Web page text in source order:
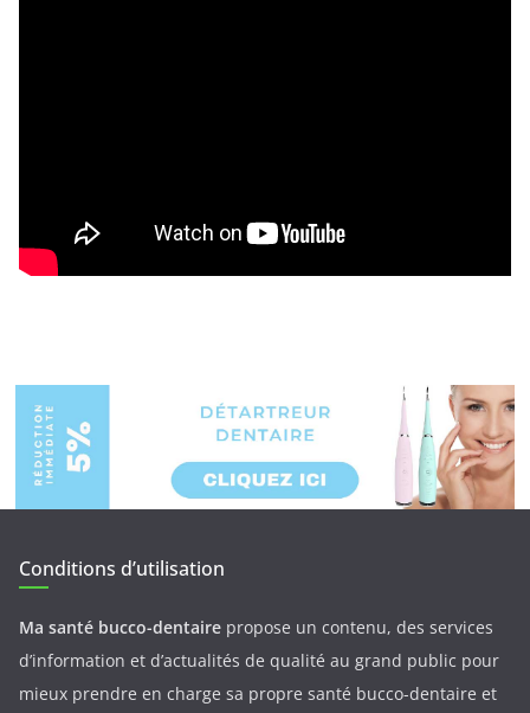
Conditions d’utilisation
Ma santé bucco-dentaire propose un contenu, des services
d’information et d’actualités de qualité au grand public pour
mieux prendre en charge sa propre santé bucco-dentaire et